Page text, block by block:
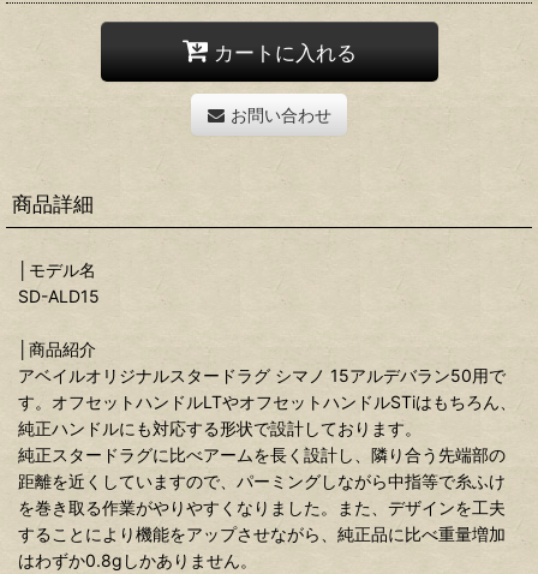
カートに入れる
お問い合わせ
商品詳細
│モデル名
SD-ALD15
│商品紹介
アベイルオリジナルスタードラグ シマノ 15アルデバラン50用で
す。オフセットハンドルLTやオフセットハンドルSTiはもちろん、
純正ハンドルにも対応する形状で設計しております。
純正スタードラグに比べアームを長く設計し、隣り合う先端部の
距離を近くしていますので、パーミングしながら中指等で糸ふけ
を巻き取る作業がやりやすくなりました。また、デザインを工夫
することにより機能をアップさせながら、純正品に比べ重量増加
はわずか0.8gしかありません。